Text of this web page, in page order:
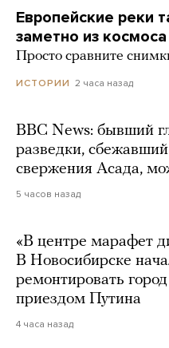
Европейские реки
заметно из космоса
Просто сравните
ИСТОРИИ 2 часа назад
BBC News: бывший
разведки,
свержения Асада,
5 часов назад
«В центре марафет
В Новосибирске
ремонтировать
приездом Путина
4 часа назад